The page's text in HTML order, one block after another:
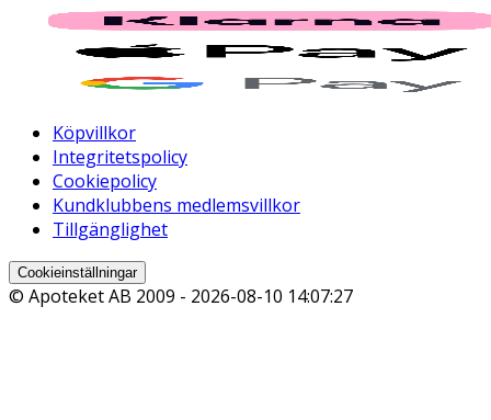
Köpvillkor
Integritetspolicy
Cookiepolicy
Kundklubbens medlemsvillkor
Tillgänglighet
Cookieinställningar
© Apoteket AB 2009 - 2026-08-10 14:07:27